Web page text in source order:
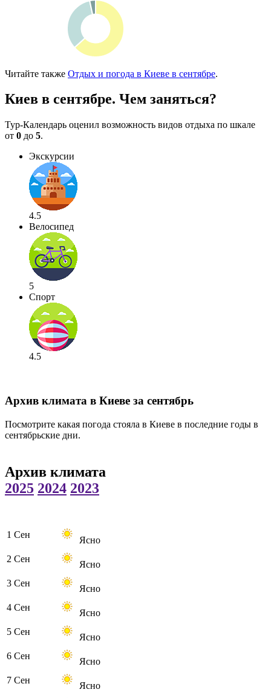
Читайте также Отдых и погода в Киеве в сентябре.
Киев в сентябре. Чем заняться?
Тур-Календарь оценил возможность видов отдыха по шкале
от 0 до 5.
Экскурсии
4.5
Велосипед
5
Спорт
4.5
Архив климата в Киеве за сентябрь
Посмотрите какая погода стояла в Киеве в последние годы в
сентябрьские дни.
Архив климата
2025 2024 2023
1 Сен
Ясно
2 Сен
Ясно
3 Сен
Ясно
4 Сен
Ясно
5 Сен
Ясно
6 Сен
Ясно
7 Сен
Ясно